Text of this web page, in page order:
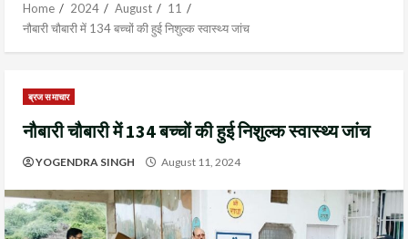
Home 2024 August
11
नौबारी चौबारी में 134 बच्चों की हुई निशुल्क स्वास्थ्य जांच
ब्रज समाचार
नौबारी चौबारी में 134 बच्चों की हुई निशुल्क स्वास्थ्य जांच
YOGENDRA SINGH August 11, 2024